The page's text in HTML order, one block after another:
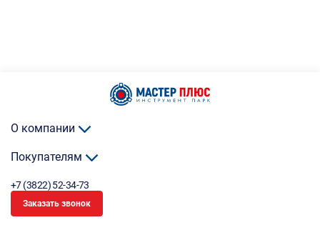
О компании
Покупателям
+7 (3822) 52-34-73
Заказать звонок